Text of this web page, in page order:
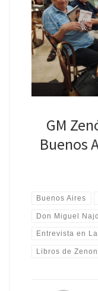
GM
Buenos
Buenos Aires
Don Miguel
Entrevista en
Libros de